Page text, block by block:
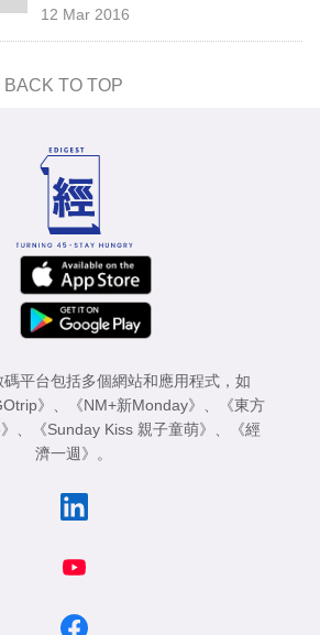
12 Mar 2016
BACK TO TOP
平台包括多個網站和應用程式，如
》 、 《NM+新Monday》 、
《東方
、 《Sunday Kiss 親子童萌》 、
《經
濟一週》 。